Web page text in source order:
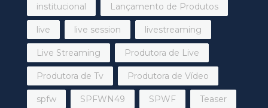
institucional Lançamento de Produtos
live live session livestreaming
Live Streaming Produtora de Live
Produtora de Tv Produtora de Vídeo
spfw SPFWN49 SPWF Teaser